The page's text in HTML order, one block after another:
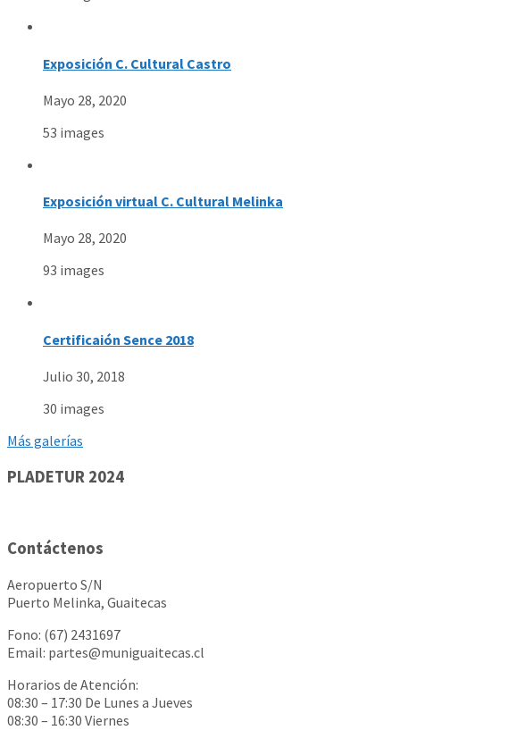
Exposición C. Cultural Castro
Mayo 28, 2020
53 images
Exposición virtual C. Cultural Melinka
Mayo 28, 2020
93 images
Certificaión Sence 2018
Julio 30, 2018
30 images
Más galerías
PLADETUR 2024
Contáctenos
Aeropuerto S/N
Puerto Melinka, Guaitecas
Fono: (67) 2431697
Email: partes@muniguaitecas.cl
Horarios de Atención:
08:30 – 17:30 De Lunes a Jueves
08:30 – 16:30 Viernes